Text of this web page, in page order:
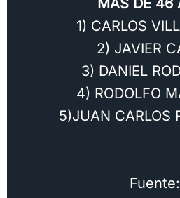
MAS DE 46
1) CARLOS
2) JAVIER
3) DANIEL
4) RODOLFO
5)JUAN CARLOS
Fuente: